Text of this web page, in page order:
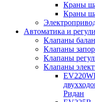
Краны
Краны
Автоматика и
Клапаны
Клапаны
Клапаны
Клапаны
Ридан